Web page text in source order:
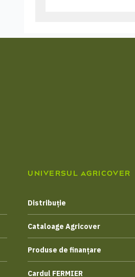
UNIVERSUL AGRICOVER
Distribuție
Cataloage Agricover
Produse de finanțare
Cardul FERMIER